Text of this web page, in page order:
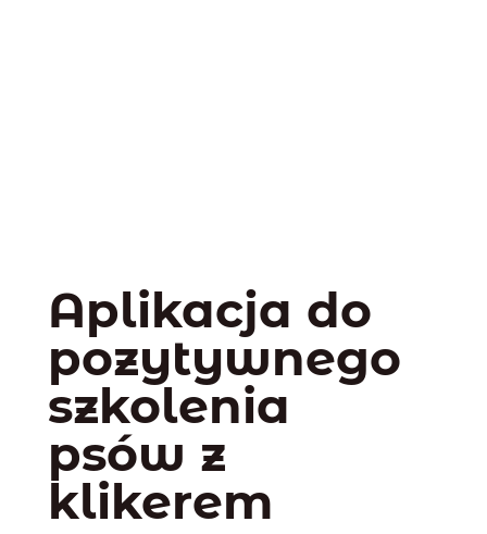
Aplikacja do
pozytywnego
szkolenia
psów z
klikerem